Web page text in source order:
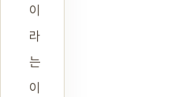
이
라
는
이